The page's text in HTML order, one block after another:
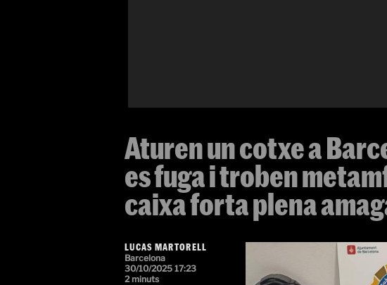
Aturen un cotxe a
es fuga i troben
caixa forta plena
LUCAS MARTORELL
Barcelona
30/10/2025 17:23
2 minuts